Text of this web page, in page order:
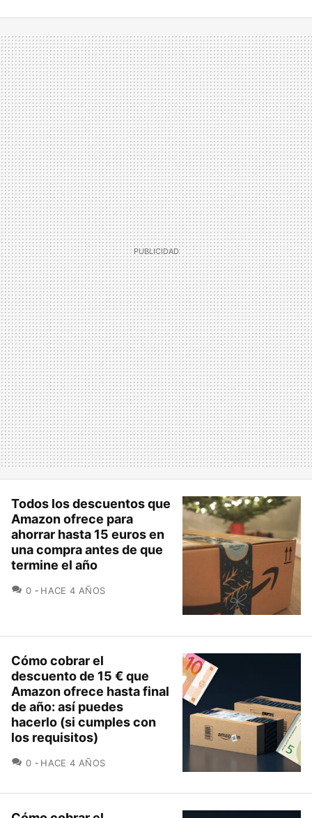
Todos los descuentos que
Amazon ofrece para
ahorrar hasta 15 euros en
una compra antes de que
termine el año
0 COMENTARIOS
HACE 4 AÑOS
Cómo cobrar el
descuento de 15 € que
Amazon ofrece hasta final
de año: así puedes
hacerlo (si cumples con
los requisitos)
0 COMENTARIOS
HACE 4 AÑOS